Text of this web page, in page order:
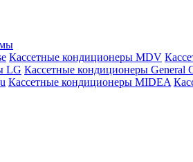
Кассетные кондиционеры MDV
LG Кассетные кондиционеры General
Кассетные кондиционеры MIDEA